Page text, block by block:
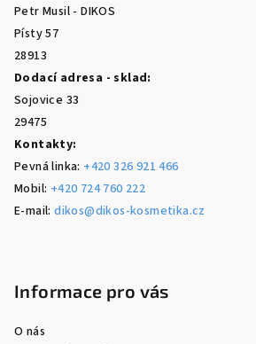
Petr Musil - DIKOS
Písty 57
28913
Dodací adresa - sklad:
Sojovice 33
29475
Kontakty:
Pevná linka: +420 326 921 466
Mobil: +420 724 760 222
E-mail:dikos@dikos-kosmetika.cz
Informace pro vás
O nás